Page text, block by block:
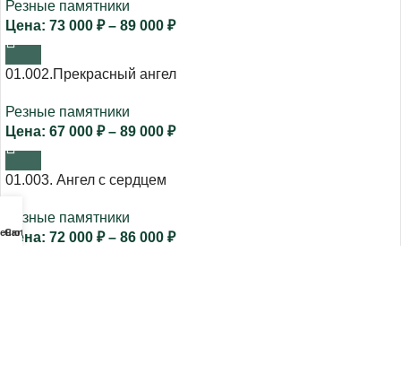
Резные памятники
73 000 ₽ – 89 000 ₽
01.002.Прекрасный ангел
Резные памятники
67 000 ₽ – 89 000 ₽
01.003. Ангел с сердцем
Резные памятники
72 000 ₽ – 86 000 ₽
Cart